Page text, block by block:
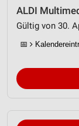
ALDI
Gültig von 30.
📅